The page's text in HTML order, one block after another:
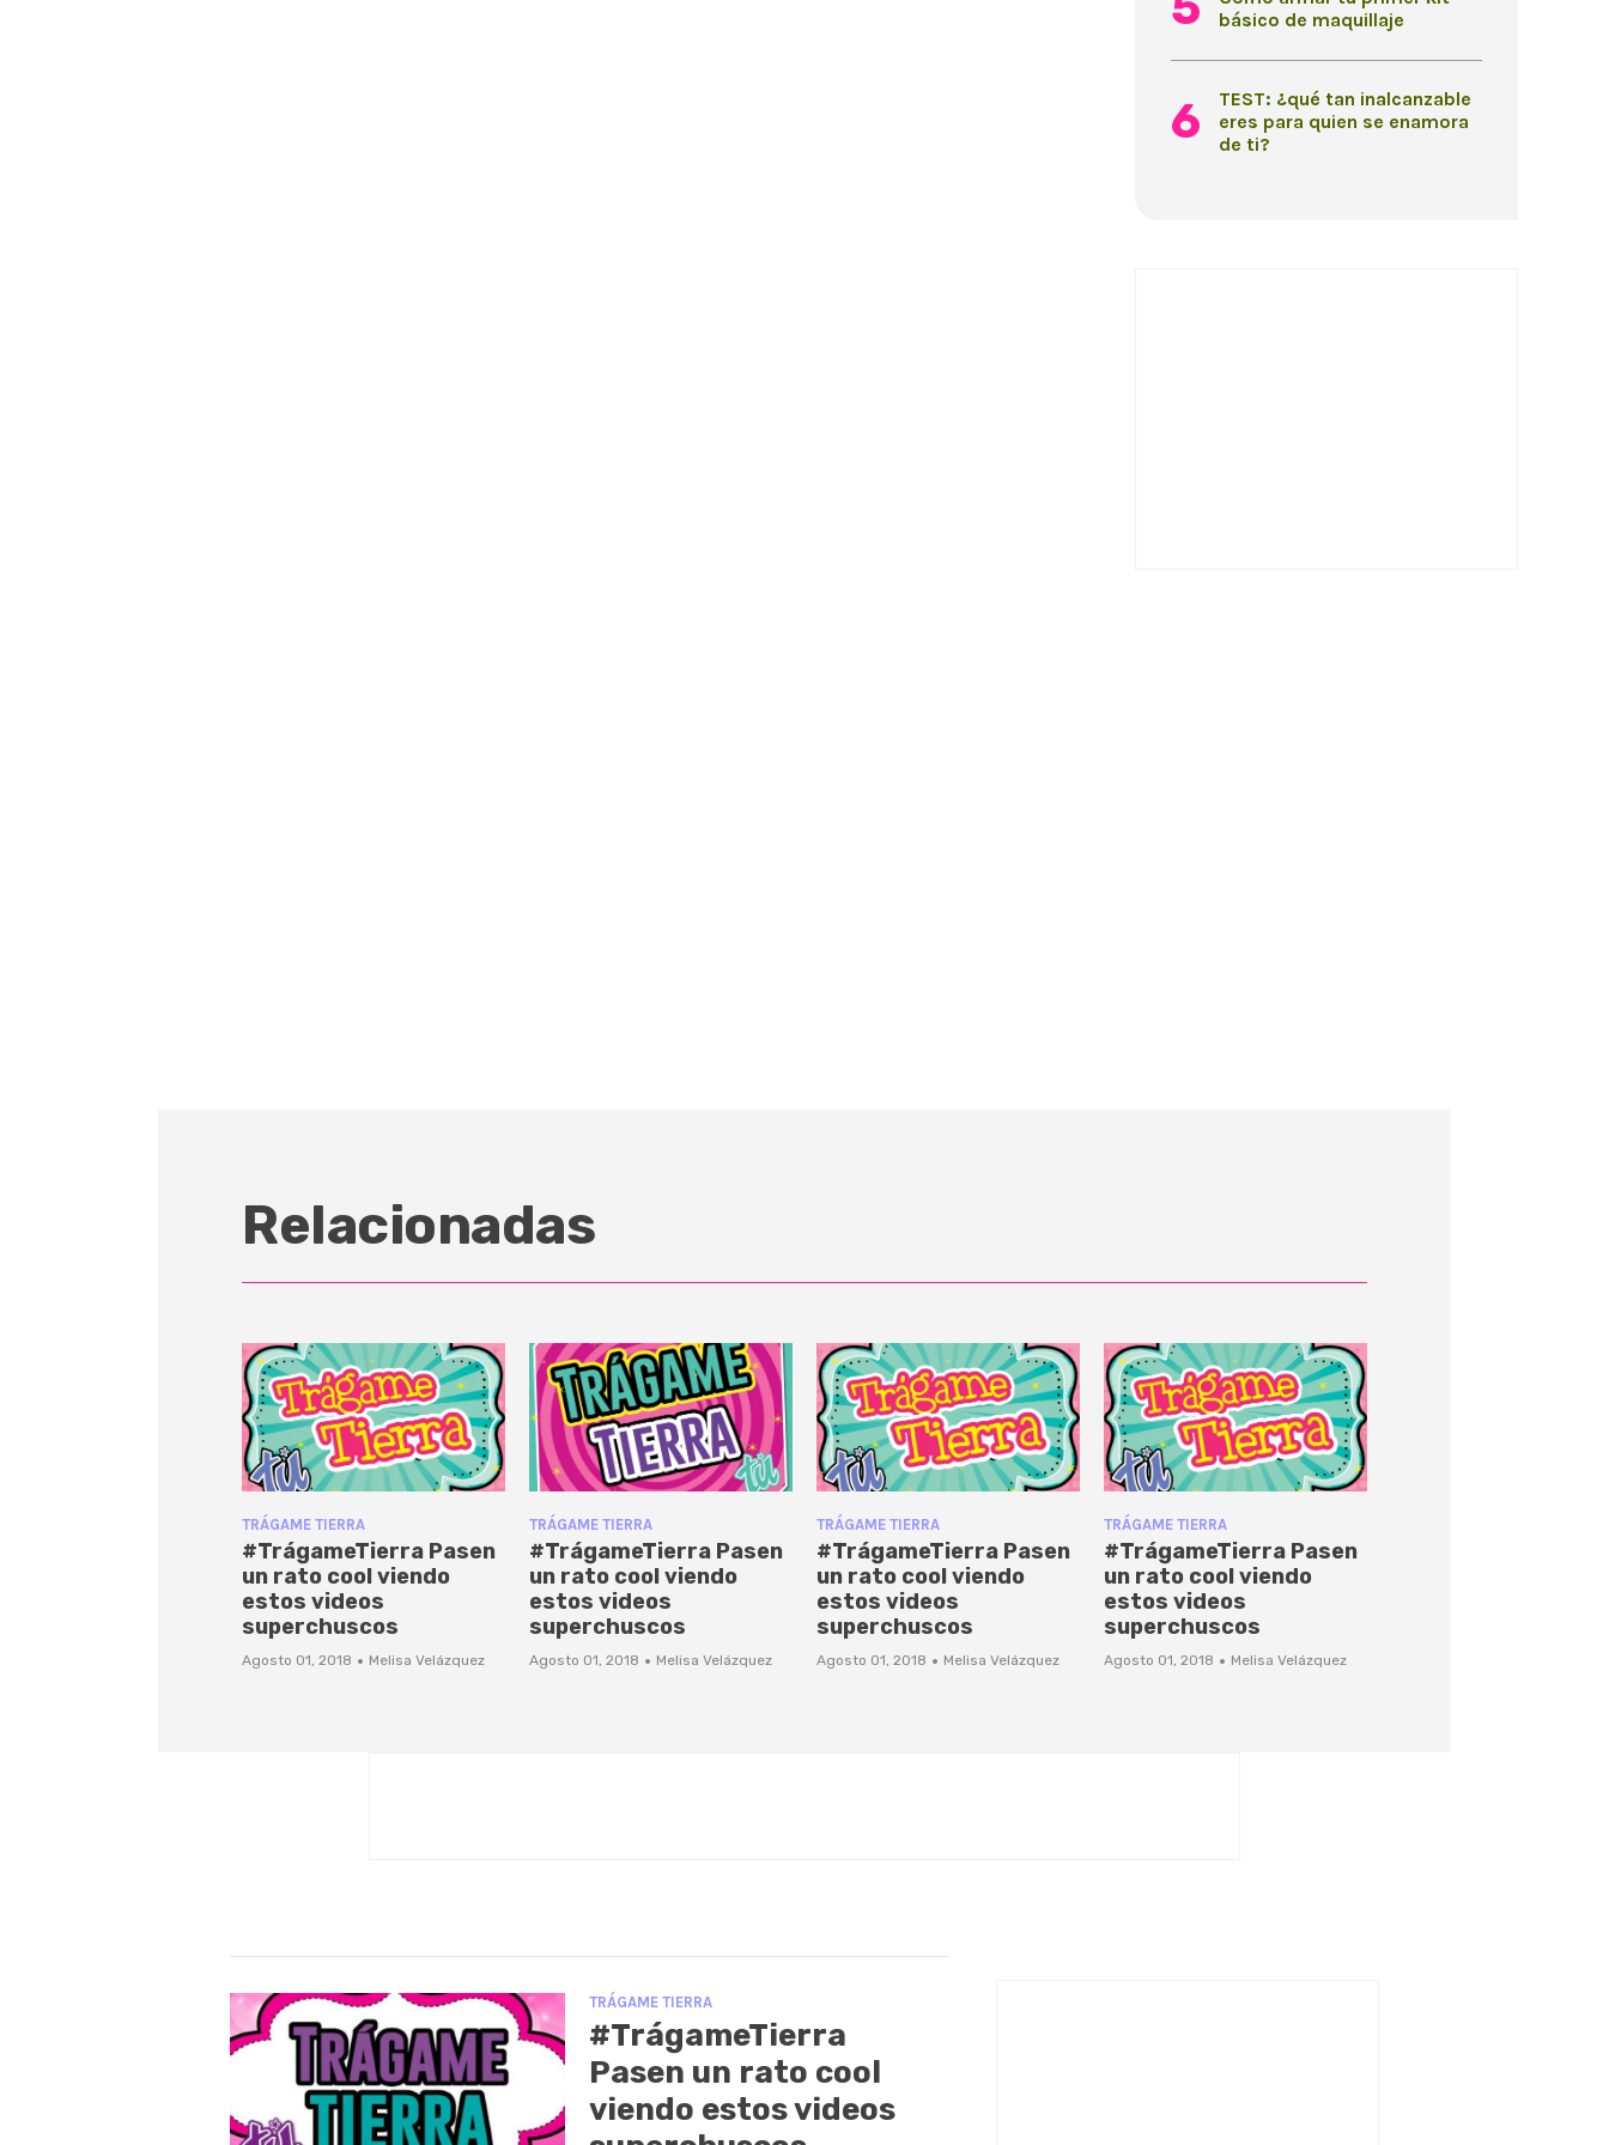
básico de maquillaje
TEST: ¿qué tan inalcanzable
eres para quien se enamora
de ti?
Relacionadas
TRÁGAME TIERRA
#TrágameTierra Pasen
un rato cool viendo
estos videos
superchuscos
Agosto 01, 2018 · Melisa Velázquez
TRÁGAME TIERRA
#TrágameTierra Pasen
un rato cool viendo
estos videos
superchuscos
Agosto 01, 2018 · Melisa Velázquez
TRÁGAME TIERRA
#TrágameTierra Pasen
un rato cool viendo
estos videos
superchuscos
Agosto 01, 2018 · Melisa Velázquez
TRÁGAME TIERRA
#TrágameTierra Pasen
un rato cool viendo
estos videos
superchuscos
Agosto 01, 2018 · Melisa Velázquez
TRÁGAME TIERRA
#TrágameTierra
Pasen un rato cool
viendo estos videos